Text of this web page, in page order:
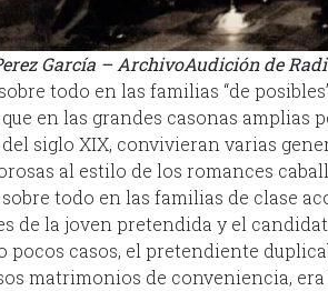
García – ArchivoAudición de
todo en las familias “de
que en las grandes casonas
siglo XIX, convivieran varias
al estilo de los romances
todo en las familias de clase
de la joven pretendida y el
pocos casos, el pretendiente
matrimonios de conveniencia,